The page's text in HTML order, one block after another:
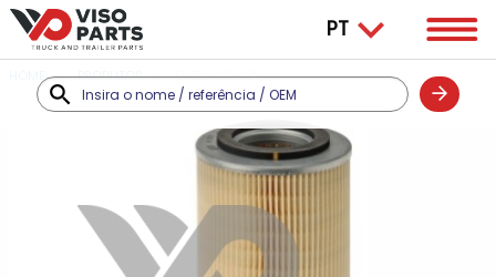
PRODUTOS FILTROS DE ÓLEO